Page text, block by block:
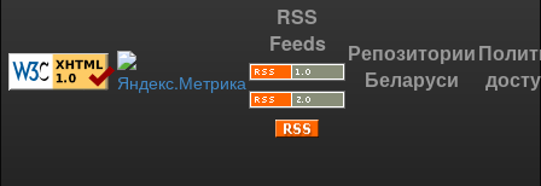
RSS
Feeds
Репозитории
Беларуси